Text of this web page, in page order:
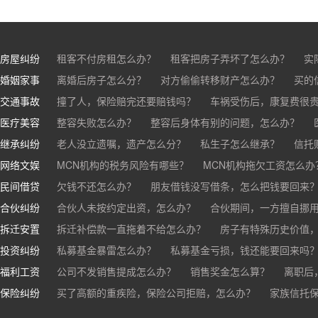
房屋纠纷 租客不付房租怎么办？ 租客把房子弄坏了怎么办？
实
房东不退押金怎么办？
买房的定金能退吗？ 买的房子
婚姻家事 离婚后房子怎么分？ 对方偷偷转移财产怎么办？
买的
离婚了公司股权怎么处理？
离婚后财产怎么分？
交通事故 撞了人，保险赔完还要赔钱吗？
车祸受伤后，康复费很
交通事故中，医保和对方赔偿能同时拿吗？
车祸导致人
医疗美容 整容失败怎么办？ 整容后身体有别的问题，怎么办？
医美机构宣传的与实际结果不符怎么办？
医疗事故怎么
医疗器械出问题，怎么办？
继承纠纷 老人没立遗嘱，遗产怎么分？ 私生子怎么继承？
信托
基金怎么继承？
股票怎么继承？
网络文娱 MCN机构的税务风险有哪些？
MCN机构拖欠工资怎么办
抖音账号归谁？
民间借贷 欠钱不还怎么办？
朋友借钱没写借条，怎么把钱要回来
帮人担保借款，对方不还，我要承担全部责任吗？
合伙纠纷 合伙人未按约定出资，怎么办？
合伙期间，一方擅自挪
和合伙人有矛盾，怎么办？
拆迁安置 拆迁补偿款一直拖着不给怎么办？
房子有特殊历史价值
投资纠纷
私募基金暴雷怎么办？
私募基金亏损，钱还能要回来吗
福利工资
公司不发销售提成怎么办？ 销售奖金怎么算？
离职后
销售目标未完成，公司有权不发提成和奖金吗？
公司变
保险纠纷 买了高额的重疾险，保险公司拒赔，怎么办？
家族信托